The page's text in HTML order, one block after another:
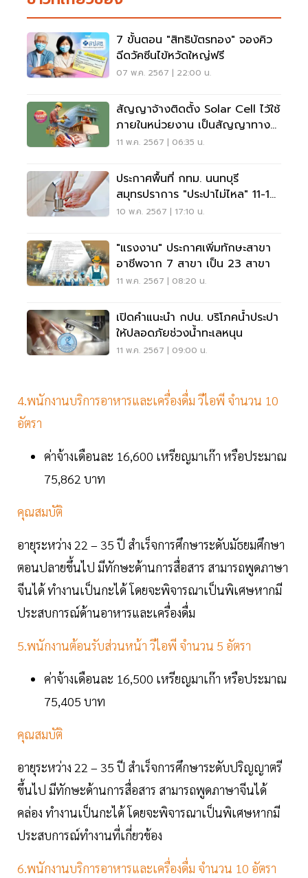
7 ขั้นตอน "สิทธิบัตรทอง" จองคิว
ฉีดวัคซีนไข้หวัดใหญ่ฟรี
07 พ.ค. 2567 | 22:00 น.
สัญญาจ้างติดตั้ง Solar Cell ไว้ใช้
ภายในหน่วยงาน เป็นสัญญาทาง
ปกครองหรือไม่?
11 พ.ค. 2567 | 06:35 น.
ประกาศพื้นที่ กทม. นนทบุรี
สมุทรปราการ "ประปาไม่ไหล" 11-12
พ.ค.นี้
10 พ.ค. 2567 | 17:10 น.
"แรงงาน" ประกาศเพิ่มทักษะสาขา
อาชีพจาก 7 สาขา เป็น 23 สาขา
11 พ.ค. 2567 | 08:20 น.
เปิดคำแนะนำ กปน. บริโภคน้ำประปา
ให้ปลอดภัยช่วงน้ำทะเลหนุน
11 พ.ค. 2567 | 09:00 น.
4.พนักงานบริการอาหารและเครื่องดื่ม วีไอพี จำนวน 10
อัตรา
ค่าจ้างเดือนละ 16,600 เหรียญมาเก๊า หรือประมาณ
75,862 บาท
คุณสมบัติ
อายุระหว่าง 22 – 35 ปี สำเร็จการศึกษาระดับมัธยมศึกษา
ตอนปลายขึ้นไป มีทักษะด้านการสื่อสาร สามารถพูดภาษา
จีนได้ ทำงานเป็นกะได้ โดยจะพิจารณาเป็นพิเศษหากมี
ประสบการณ์ด้านอาหารและเครื่องดื่ม
5.พนักงานต้อนรับส่วนหน้า วีไอพี จำนวน 5 อัตรา
ค่าจ้างเดือนละ 16,500 เหรียญมาเก๊า หรือประมาณ
75,405 บาท
คุณสมบัติ
อายุระหว่าง 22 – 35 ปี สำเร็จการศึกษาระดับปริญญาตรี
ขึ้นไป มีทักษะด้านการสื่อสาร สามารถพูดภาษาจีนได้
คล่อง ทำงานเป็นกะได้ โดยจะพิจารณาเป็นพิเศษหากมี
ประสบการณ์ทำงานที่เกี่ยวข้อง
6.พนักงานบริการอาหารและเครื่องดื่ม จำนวน 10 อัตรา